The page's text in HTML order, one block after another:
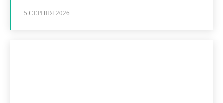
5 СЕРПНЯ 2026